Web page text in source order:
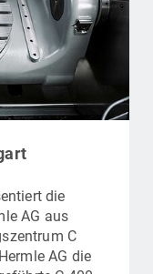
die
AG aus
C
AG die